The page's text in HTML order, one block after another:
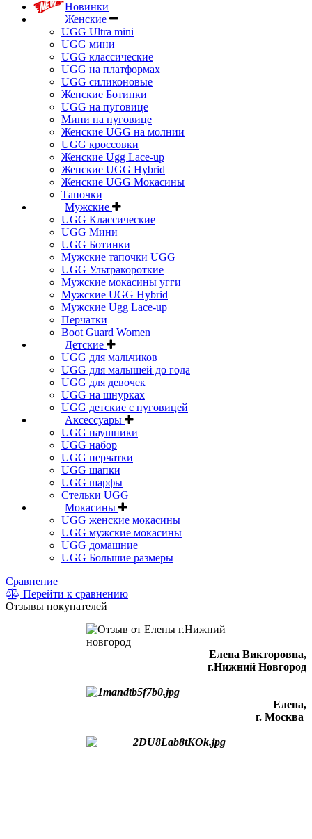
Новинки
Женские
UGG Ultra mini
UGG мини
UGG классические
UGG на платформах
UGG силиконовые
Женские Ботинки
UGG на пуговице
Мини на пуговице
Женские UGG на молнии
UGG кроссовки
Женские Ugg Lace-up
Женские UGG Hybrid
Женские UGG Мокасины
Тапочки
Мужские
UGG Классические
UGG Мини
UGG Ботинки
Мужские тапочки UGG
UGG Ультракороткие
Мужские мокасины угги
Мужские UGG Hybrid
Мужские Ugg Lace-up
Перчатки
Boot Guard Women
Детские
UGG для мальчиков
UGG для малышей до года
UGG для девочек
UGG на шнурках
UGG детские с пуговицей
Аксессуары
UGG наушники
UGG набор
UGG перчатки
UGG шапки
UGG шарфы
Стельки UGG
Мокасины
UGG женские мокасины
UGG мужские мокасины
UGG домашние
UGG Большие размеры
Сравнение
Перейти к сравнению
Отзывы покупателей
Елена Викторовна,
г.Нижний Новгород
Елена,
г. Москва